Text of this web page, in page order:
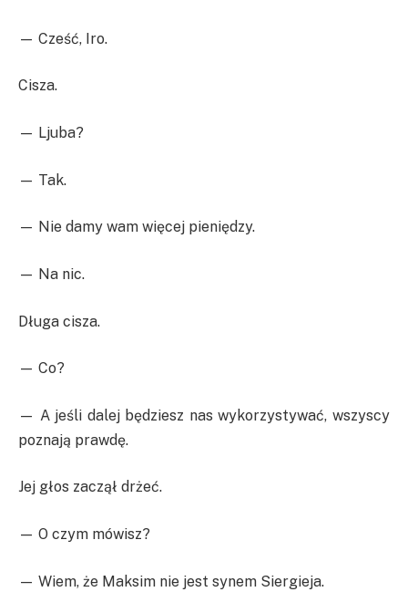
— Cześć, Iro.
Cisza.
— Ljuba?
— Tak.
— Nie damy wam więcej pieniędzy.
— Na nic.
Długa cisza.
— Co?
— A jeśli dalej będziesz nas wykorzystywać, wszyscy
poznają prawdę.
Jej głos zaczął drżeć.
— O czym mówisz?
— Wiem, że Maksim nie jest synem Siergieja.